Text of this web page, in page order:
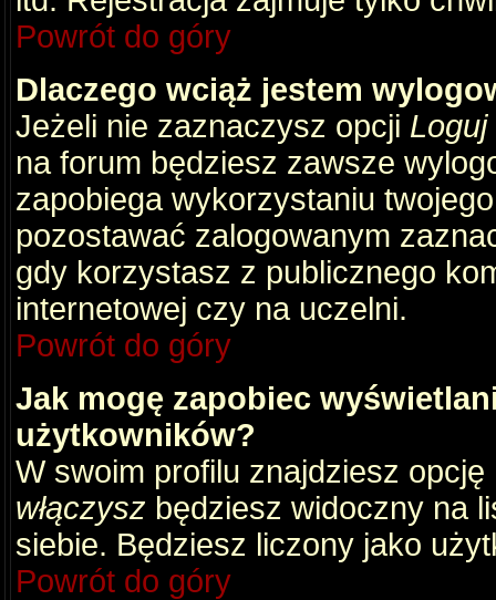
Powrót do góry
Dlaczego wciąż jestem
Jeżeli nie zaznaczysz opcji
na forum będziesz zawsze
zapobiega wykorzystaniu
pozostawać zalogowanym
gdy korzystasz z publicznego
internetowej czy na uczelni.
Powrót do góry
Jak mogę zapobiec
użytkowników?
W swoim profilu znajdziesz opcję
włączysz będziesz widoczny na
siebie. Będziesz liczony jako
Powrót do góry